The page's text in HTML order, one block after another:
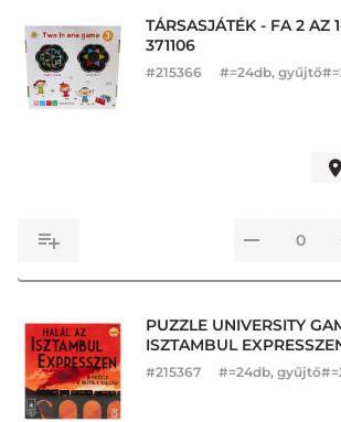
TÁRSASJÁTÉK - FA 2 AZ
371106
#215366 #=24db,
PUZZLE UNIVERSITY
ISZTAMBUL
#215367 #=24db,